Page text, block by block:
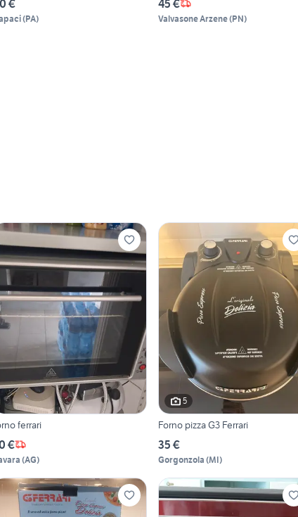
€
(PA)
45 €
Valvasone Arzene(PN)
ferrari
€
(AG)
5
Forno pizza G3 Ferrari
35 €
Gorgonzola (MI)